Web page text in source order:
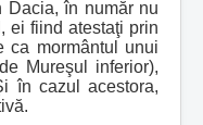
în număr nu
ei fiind atestaţi prin
ca mormântul unui
Mureşul inferior),
în cazul acestora,